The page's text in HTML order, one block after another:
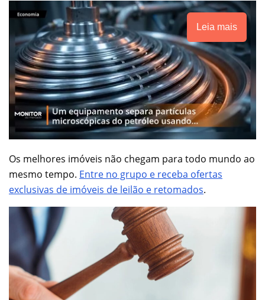
Leia mais
Os melhores imóveis não chegam para todo mundo ao
mesmo tempo. Entre no grupo e receba ofertas
exclusivas de imóveis de leilão e retomados.